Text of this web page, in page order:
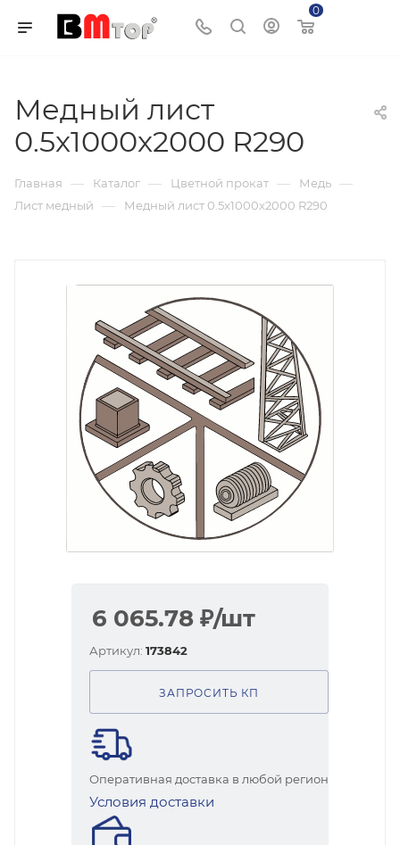
0
Медный лист
0.5x1000x2000 R290
Главная — Каталог — Цветной прокат — Медь —
Лист медный — Медный лист 0.5x1000x2000 R290
6 065.78 ₽/шт
Артикул: 173842
ЗАПРОСИТЬ КП
Оперативная доставка в любой регион
Условия доставки